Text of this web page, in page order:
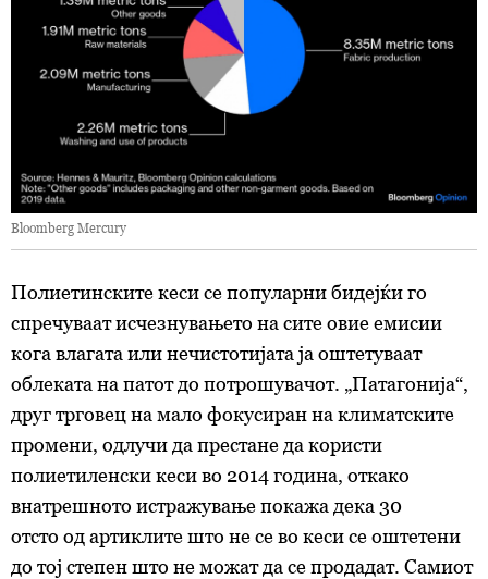
Bloomberg Mercury
Полиетинските кеси се популарни бидејќи го
спречуваат исчезнувањето на сите овие емисии
кога влагата или нечистотијата ја оштетуваат
облеката на патот до потрошувачот. „Патагонија“,
друг трговец на мало фокусиран на климатските
промени, одлучи да престане да користи
полиетиленски кеси во 2014 година, откако
внатрешното истражување покажа дека 30
отсто од артиклите што не се во кеси се оштетени
до тој степен што не можат да се продадат. Самиот